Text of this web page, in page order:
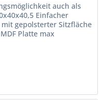
auch als
Einfacher
gepolsterter Sitzfläche
Platte max